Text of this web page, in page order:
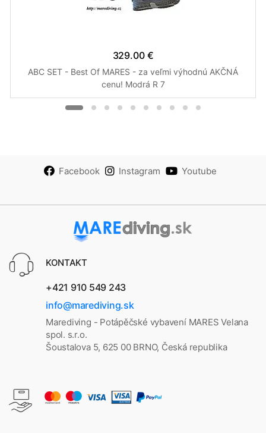
329.00 €
ABC SET - Best Of MARES - za veľmi výhodnú AKČNÁ
cenu! Modrá R 7
Facebook Instagram Youtube
KONTAKT
+421 910 549 243
info@marediving.sk
Marediving - Potápěčské vybavení MARES Velana
spol. s.r.o.
Šoustalova 5, 625 00 BRNO, Česká republika